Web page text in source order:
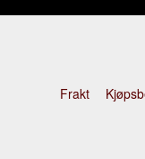
Frakt